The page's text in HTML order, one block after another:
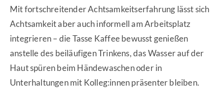
Mit fortschreitender Achtsamkeitserfahrung lässt sich
Achtsamkeit aber auch informell am Arbeitsplatz
integrieren – die Tasse Kaffee bewusst genießen
anstelle des beiläufigen Trinkens, das Wasser auf der
Haut spüren beim Händewaschen oder in
Unterhaltungen mit Kolleg:innen präsenter bleiben.